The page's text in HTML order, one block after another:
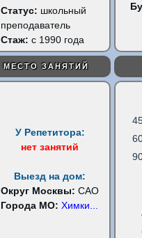
Статус: школьный
преподаватель
Стаж: с 1990 года
МЕСТО ЗАНЯТИЙ
У Репетитора:
нет занятий
Выезд на дом:
Округ Москвы:САО
Города МО:Химки